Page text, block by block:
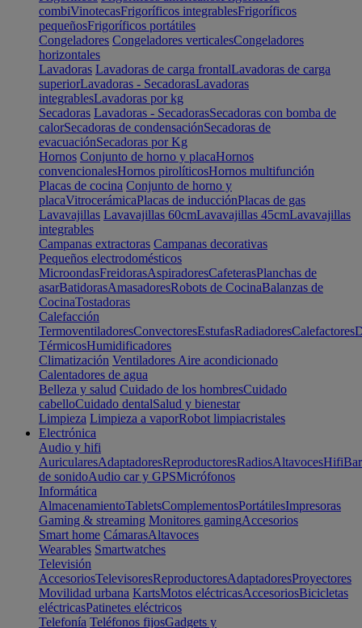
combiVinotecasFrigoríficos integrablesFrigoríficos
pequeñosFrigoríficos portátiles
Congeladores Congeladores verticalesCongeladores
horizontales
Lavadoras Lavadoras de carga frontalLavadoras de carga
superiorLavadoras - SecadorasLavadoras
integrablesLavadoras por kg
Secadoras Lavadoras - SecadorasSecadoras con bomba de
calorSecadoras de condensaciónSecadoras de
evacuaciónSecadoras por Kg
Hornos Conjunto de horno y placaHornos
convencionalesHornos pirolíticosHornos multifunción
Placas de cocina Conjunto de horno y
placaVitrocerámicaPlacas de inducciónPlacas de gas
Lavavajillas Lavavajillas 60cmLavavajillas 45cmLavavajillas
integrables
Campanas extractoras Campanas decorativas
Pequeños electrodomésticos
MicroondasFreidorasAspiradoresCafeterasPlanchas de
asarBatidorasAmasadoresRobots de CocinaBalanzas de
CocinaTostadoras
Calefacción
TermoventiladoresConvectoresEstufasRadiadoresCalefactores
TérmicosHumidificadores
Climatización Ventiladores Aire acondicionado
Calentadores de agua
Belleza y salud Cuidado de los hombresCuidado
cabelloCuidado dentalSalud y bienestar
Limpieza Limpieza a vaporRobot limpiacristales
Electrónica
Audio y hifi
AuricularesAdaptadoresReproductoresRadiosAltavocesHifi
de sonidoAudio car y GPSMicrófonos
Informática
AlmacenamientoTabletsComplementosPortátilesImpresoras
Gaming & streaming Monitores gamingAccesorios
Smart home CámarasAltavoces
Wearables Smartwatches
Televisión
AccesoriosTelevisoresReproductoresAdaptadoresProyectores
Movilidad urbana KartsMotos eléctricasAccesoriosBicicletas
eléctricasPatinetes eléctricos
Telefonía Teléfonos fijosGadgets y